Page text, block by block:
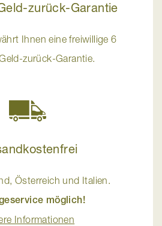
zurück-Garantie
Ihnen eine freiwillige 6
zurück-Garantie.
Österreich und Italien.
möglich!
Informationen